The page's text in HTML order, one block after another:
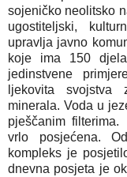
sojeničko neolitsko
ugostiteljski,
upravlja javno
koje ima 150
jedinstvene
ljekovita
minerala. Voda u
pješčanim
vrlo posjećena.
kompleks je
dnevna posjeta je